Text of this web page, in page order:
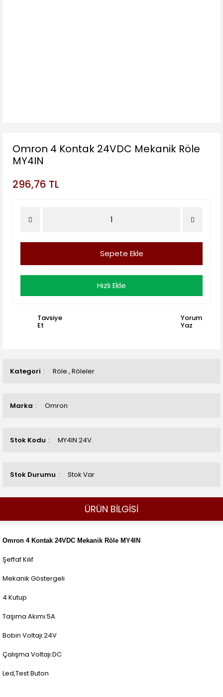
Kategori Röle , Röleler
Marka Omron
Stok Kodu MY4IN 24V.
Stok Durumu Stok Var
Omron 4 Kontak 24VDC Mekanik Röle
MY4IN
296,76 TL
Sepete Ekle
Hızlı Ekle
Tavsiye
Et
Yorum
Yaz
ÜRÜN BİLGİSİ
Omron 4 Kontak 24VDC Mekanik Röle MY4IN
Şeffaf Kılıf
Mekanik Göstergeli
4 Kutup
Taşıma Akımı:5A
Bobin Voltajı:24V
Çalışma Voltajı:DC
Led,Test Buton